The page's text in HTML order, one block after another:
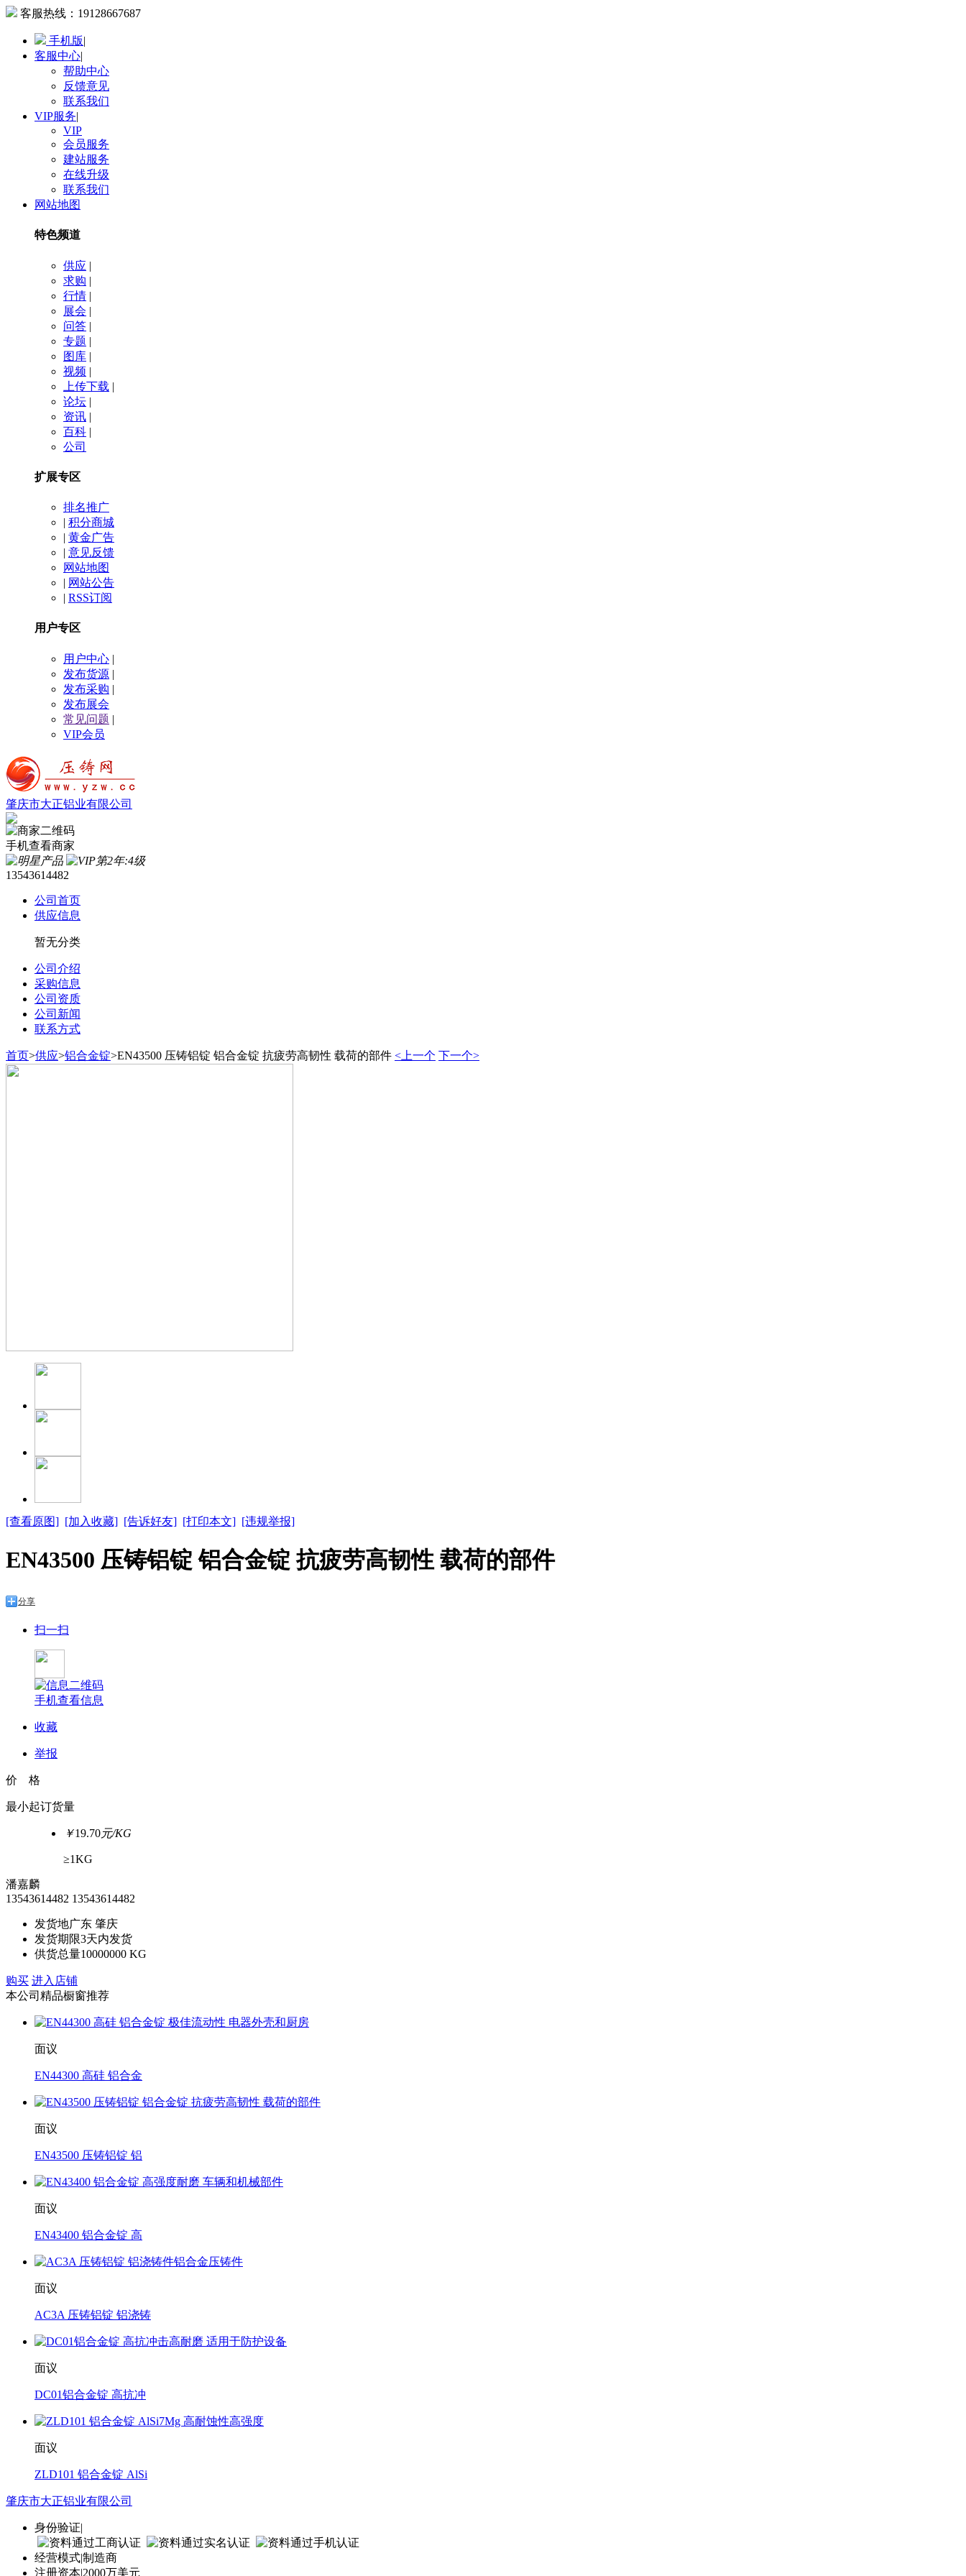
客服热线： 19128667687
手机版|
客服中心|
帮助中心
反馈意见
联系我们
VIP服务|
VIP
会员服务
建站服务
在线升级
联系我们
网站地图
特色频道
供应 |
求购 |
行情 |
展会 |
问答 |
专题 |
图库 |
视频 |
上传下载 |
论坛 |
资讯 |
百科 |
公司
扩展专区
排名推广
| 积分商城
| 黄金广告
| 意见反馈
网站地图
| 网站公告
| RSS订阅
用户专区
用户中心 |
发布货源 |
发布采购 |
发布展会
常见问题 |
VIP会员
肇庆市大正铝业有限公司
手机查看商家
13543614482
公司首页
供应信息
暂无分类
公司介绍
采购信息
公司资质
公司新闻
联系方式
首页>供应>铝合金锭>EN43500 压铸铝锭 铝合金锭 抗疲劳高韧性 载荷的部件 <上一个 下一个>
[查看原图] [加入收藏] [告诉好友] [打印本文] [违规举报]
EN43500 压铸铝锭 铝合金锭 抗疲劳高韧性 载荷的部件
分享
扫一扫
手机查看信息
收藏
举报
价 格
最小起订货量
￥19.70元/KG
≥1KG
潘嘉麟
13543614482 13543614482
发货地广东 肇庆
发货期限3天内发货
供货总量10000000 KG
购买 进入店铺
本公司精品橱窗推荐
面议
EN44300 高硅 铝合金
面议
EN43500 压铸铝锭 铝
面议
EN43400 铝合金锭 高
面议
AC3A 压铸铝锭 铝浇铸
面议
DC01铝合金锭 高抗冲
面议
ZLD101 铝合金锭 AlSi
肇庆市大正铝业有限公司
身份验证
经营模式制造商
注册资本 2000万美元